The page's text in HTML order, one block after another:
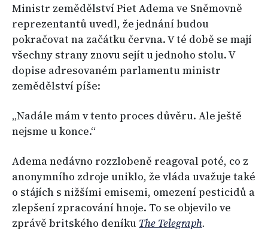
Ministr zemědělství Piet Adema ve Sněmovně
reprezentantů uvedl, že jednání budou
pokračovat na začátku června. V té době se mají
všechny strany znovu sejít u jednoho stolu. V
dopise adresovaném parlamentu ministr
zemědělství píše:
„Nadále mám v tento proces důvěru. Ale ještě
nejsme u konce.“
Adema nedávno rozzlobeně reagoval poté, co z
anonymního zdroje uniklo, že vláda uvažuje také
o stájích s nižšími emisemi, omezení pesticidů a
zlepšení zpracování hnoje. To se objevilo ve
zprávě britského deníku The Telegraph.